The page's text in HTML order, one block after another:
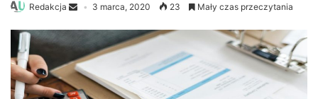
Redakcja 3 marca, 2020 23 Mały czas przeczytania